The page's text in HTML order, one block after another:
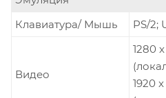
Клавиатура/ Мышь
PS/2;
Видео
1280
1920